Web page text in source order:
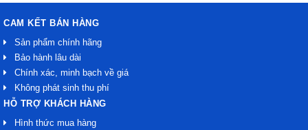
CAM KẾT BÁN HÀNG
Sản phẩm chính hãng
Bảo hành lâu dài
Chính xác, minh bạch về giá
Không phát sinh thu phí
HỖ TRỢ KHÁCH HÀNG
Hình thức mua hàng